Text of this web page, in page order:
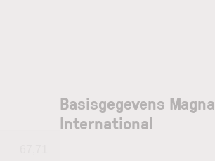
Basisgegevens Magna
International